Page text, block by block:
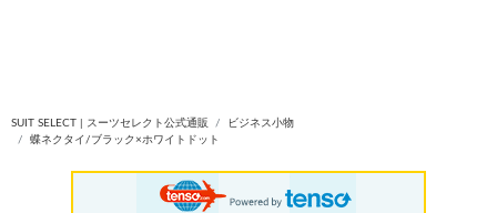
SUIT SELECT | スーツセレクト公式通販
ビジネス小物
蝶ネクタイ/ブラック×ホワイトドット